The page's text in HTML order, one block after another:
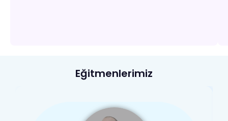
Eğitmenlerimiz